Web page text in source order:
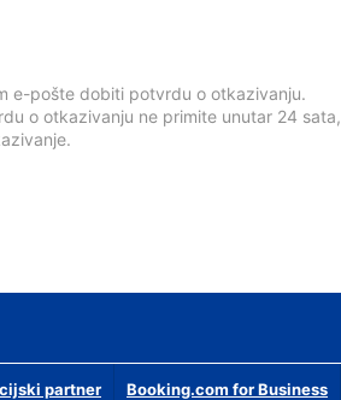
e-pošte dobiti potvrdu o otkazivanju.
o otkazivanju ne primite unutar 24 sata,
partner Booking.com for Business